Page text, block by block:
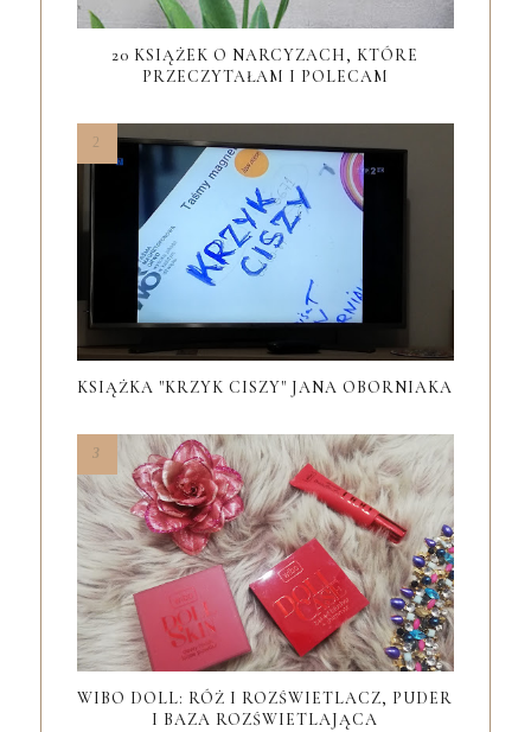
20 KSIĄŻEK O NARCYZACH, KTÓRE
PRZECZYTAŁAM I POLECAM
KSIĄŻKA "KRZYK CISZY" JANA OBORNIAKA
WIBO DOLL: RÓŻ I ROZŚWIETLACZ, PUDER
I BAZA ROZŚWIETLAJĄCA